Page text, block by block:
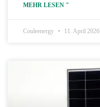
MEHR LESEN "
Couleenergy 11. April 2026